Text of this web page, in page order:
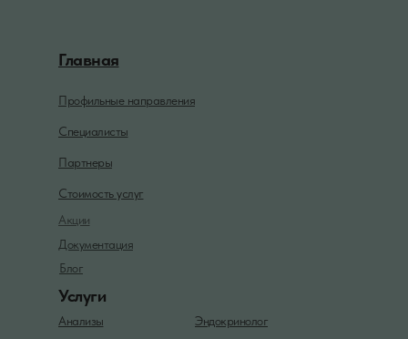
Услуги
Акции
Документация
Блог
Анализы Эндокринолог
Стоимость услуг
Партнеры
Специалисты
Профильные направления
Главная